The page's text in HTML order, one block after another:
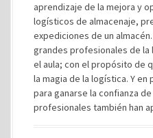
aprendizaje de la mejora y
logísticos de almacenaje,
expediciones de un
grandes profesionales de la
el aula; con el propósito de
la magia de la logística. Y
para ganarse la confianza
profesionales también han